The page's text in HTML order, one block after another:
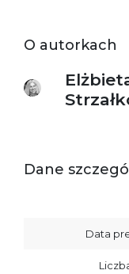
O autorkach
Dane
Data